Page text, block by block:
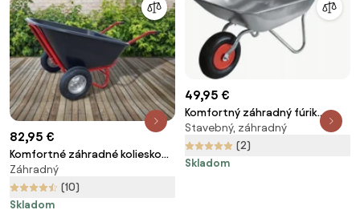
82,95 €
Komfortné záhradné koliesko
AVENBERG URSUS
Záhradný
(10)
Skladom
49,95 €
Komfortný záhradný fúrik
AVENBERG KIT
Stavebný, záhradný
(2)
Skladom